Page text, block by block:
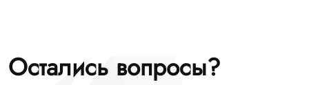
Остались вопросы?